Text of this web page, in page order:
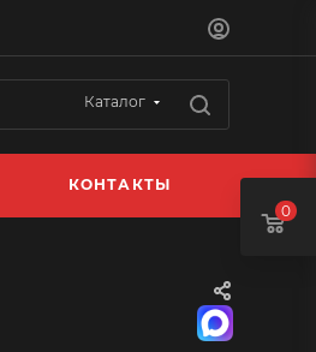
Каталог
КОНТАКТЫ
0